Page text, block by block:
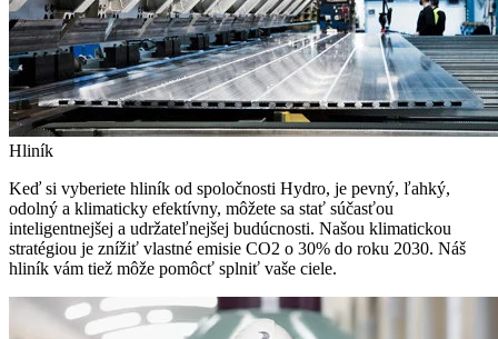
Hliník
Keď si vyberiete hliník od spoločnosti Hydro, je pevný, ľahký,
odolný a klimaticky efektívny, môžete sa stať súčasťou
inteligentnejšej a udržateľnejšej budúcnosti. Našou klimatickou
stratégiou je znížiť vlastné emisie CO2 o 30% do roku 2030. Náš
hliník vám tiež môže pomôcť splniť vaše ciele.